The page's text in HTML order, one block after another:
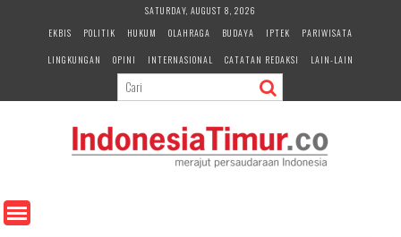
e
n
SATURDAY, AUGUST 8, 2026
EKBIS
POLITIK HUKUM OLAHRAGA BUDAYA IPTEK
PARIWISATA
LINGKUNGAN
OPINI INTERNASIONAL CATATAN REDAKSI LAIN-LAIN